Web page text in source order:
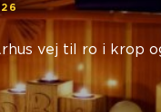
Massage Århus vej til ro i